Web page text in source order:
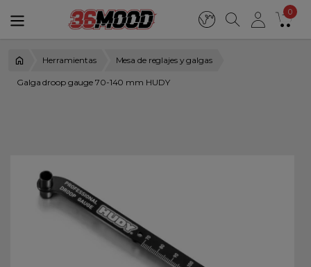
0
Herramientas Mesa de reglajes y galgas
Galga droop gauge 70-140 mm HUDY